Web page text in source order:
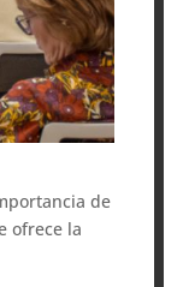
de
ofrece la